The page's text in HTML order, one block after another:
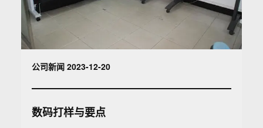
公司新闻 2023-12-20
数码打样与要点